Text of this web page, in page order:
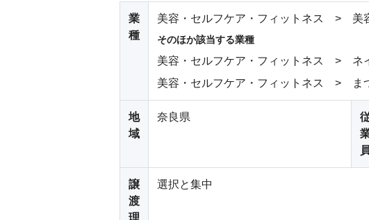
業
種
美容・セルフケア・フィットネス > 美
そのほか該当する業種
美容・セルフケア・フィットネス > ネ
美容・セルフケア・フィットネス > ま
地
域
奈良県
譲
渡
理
選択と集中